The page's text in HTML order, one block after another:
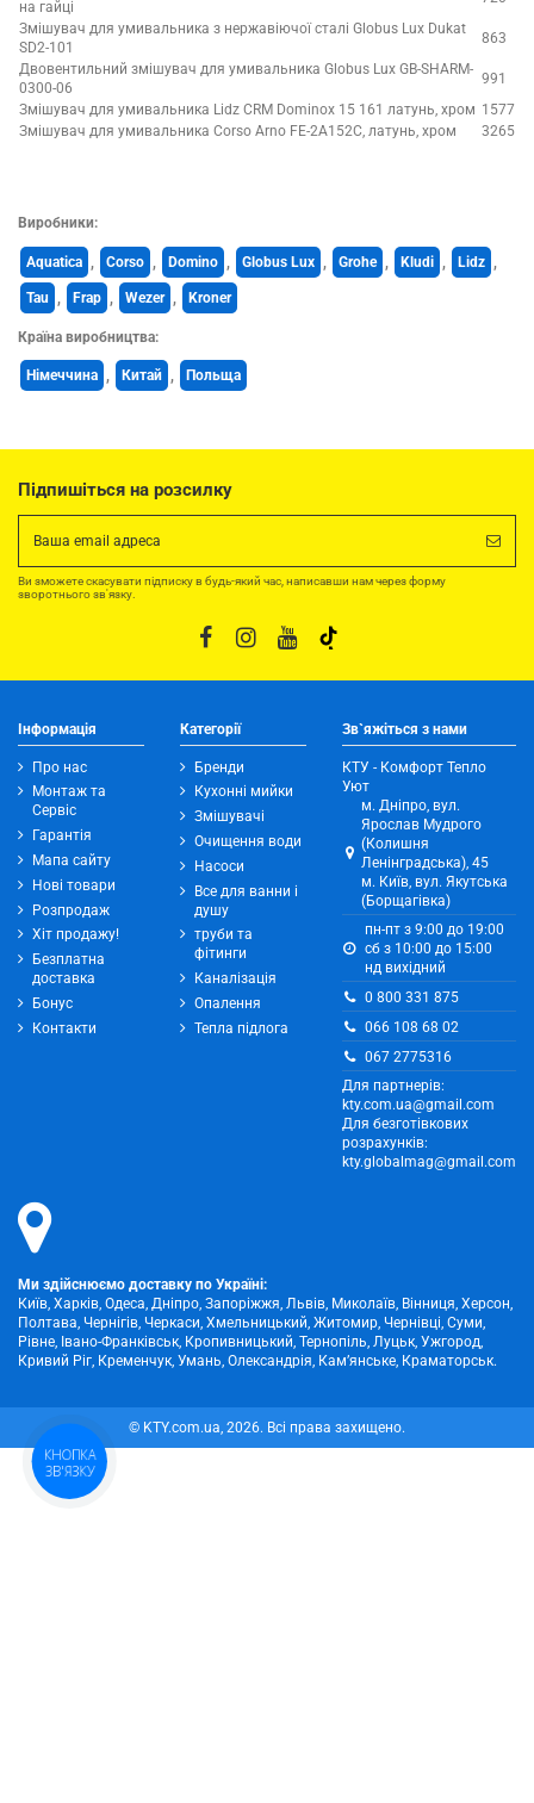
на гайці
Змішувач для умивальника з нержавіючої сталі Globus Lux Dukat
SD2-101
863
Двовентильний змішувач для умивальника Globus Lux GB-SHARM-
0300-06
991
Змішувач для умивальника Lidz CRM Dominox 15 161 латунь, хром 1577
Змішувач для умивальника Corso Arno FE-2A152C, латунь, хром
3265
Виробники:
Aquatica , Corso , Domino , Globus Lux , Grohe , Kludi , Lidz ,
Tau , Frap , Wezer , Kroner
Країна виробництва:
Німеччина , Китай , Польща
Підпишіться на розсилку
Ви зможете скасувати підписку в будь-який час, написавши нам через форму
зворотнього зв'язку.
Інформація
Про нас
Монтаж та
Сервіс
Гарантія
Мапа сайту
Нові товари
Розпродаж
Хіт продажу!
Безплатна
доставка
Бонус
Контакти
Категорії
Бренди
Кухонні мийки
Змішувачі
Очищення води
Насоси
Все для ванни і
душу
труби та
фітинги
Каналізація
Опалення
Тепла підлога
Зв`яжіться з нами
КТУ - Комфорт Тепло
Уют
м. Дніпро, вул.
Ярослав Мудрого
(Колишня
Ленінградська), 45
м. Київ, вул. Якутська
(Борщагівка)
пн-пт з 9:00 до 19:00
сб з 10:00 до 15:00
нд вихідний
0 800 331 875
066 108 68 02
067 2775316
Для партнерів:
kty.com.ua@gmail.com
Для безготівкових
розрахунків:
kty.globalmag@gmail.com
Ми здійснюємо доставку по Україні:
Київ, Харків, Одеса, Дніпро, Запоріжжя, Львів, Миколаїв, Вінниця, Херсон,
Полтава, Чернігів, Черкаси, Хмельницький, Житомир, Чернівці, Суми,
Рівне, Івано-Франківськ, Кропивницький, Тернопіль, Луцьк, Ужгород,
Кривий Ріг, Кременчук, Умань, Олександрія, Кам’янське, Краматорськ.
© KTY.com.ua, 2026. Всі права захищено.
КНОПКА
ЗВ'ЯЗКУ